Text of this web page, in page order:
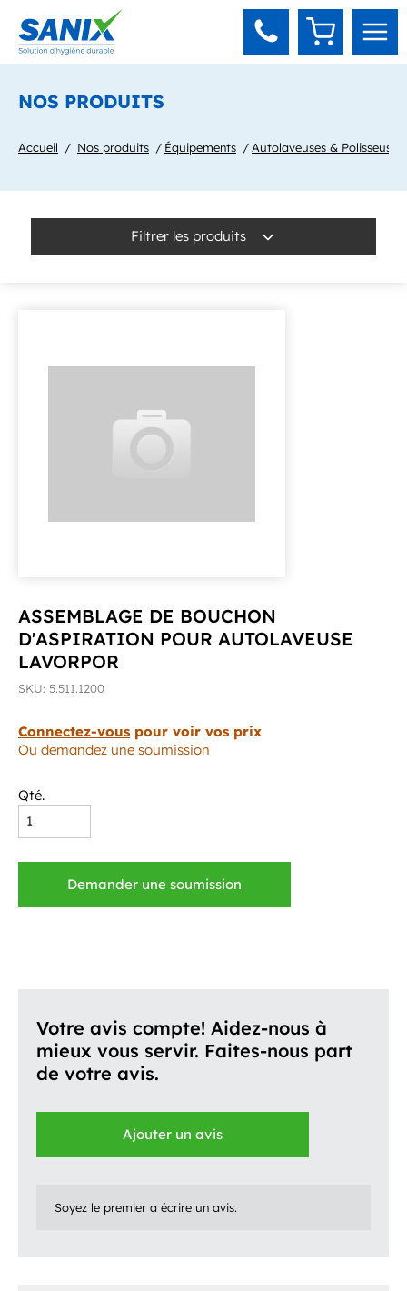
Panneau de gestion des cookies
NOS PRODUITS
Accueil Nos produits Équipements Autolaveuses & Polisseuses
Filtrer les produits
ASSEMBLAGE DE BOUCHON
D'ASPIRATION POUR AUTOLAVEUSE
LAVORPOR
SKU: 5.511.1200
Connectez-vous pour voir vos prix
Ou demandez une soumission
Qté.
Demander une soumission
Votre avis compte! Aidez-nous à
mieux vous servir. Faites-nous part
de votre avis.
Ajouter un avis
Soyez le premier a écrire un avis.